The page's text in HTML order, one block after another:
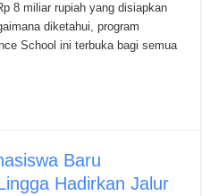
8 miliar rupiah yang disiapkan
diketahui, program
School ini terbuka bagi semua
Baru
Hadirkan Jalur